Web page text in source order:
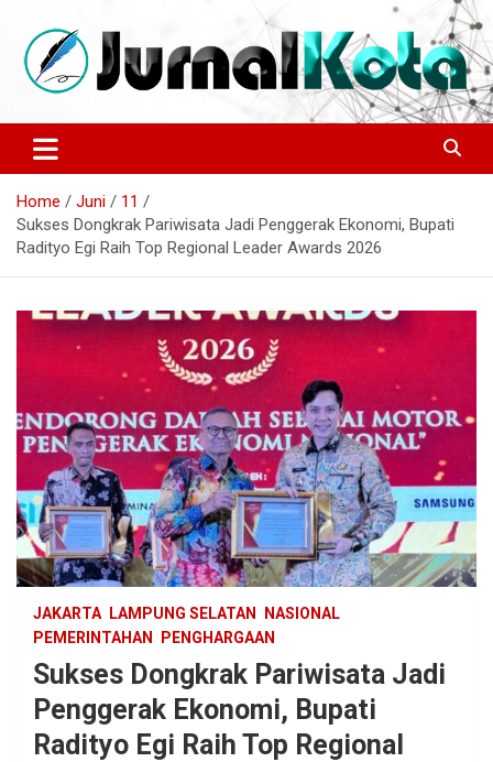
content
JURNALKOTA.NET
Sumber Berita Indonesia dan Internasional Terkini
Home Juni
11
Sukses Dongkrak Pariwisata Jadi Penggerak Ekonomi, Bupati
Radityo Egi Raih Top Regional Leader Awards 2026
JAKARTA LAMPUNG SELATAN
NASIONAL
PEMERINTAHAN
PENGHARGAAN
Sukses Dongkrak Pariwisata Jadi
Penggerak Ekonomi, Bupati
Radityo Egi Raih Top Regional